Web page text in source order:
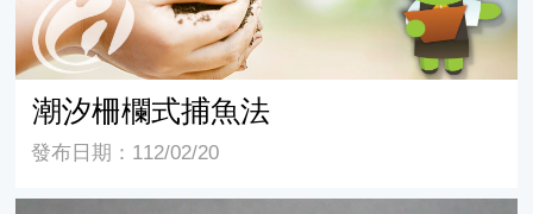
潮汐柵欄式捕魚法
發布日期：112/02/20